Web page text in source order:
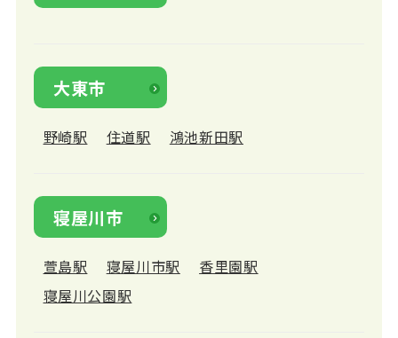
大東市
野崎駅 住道駅 鴻池新田駅
寝屋川市
萱島駅 寝屋川市駅
香里園駅
寝屋川公園駅